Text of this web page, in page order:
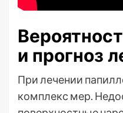
и прогноз
При лечении
комплекс мер.